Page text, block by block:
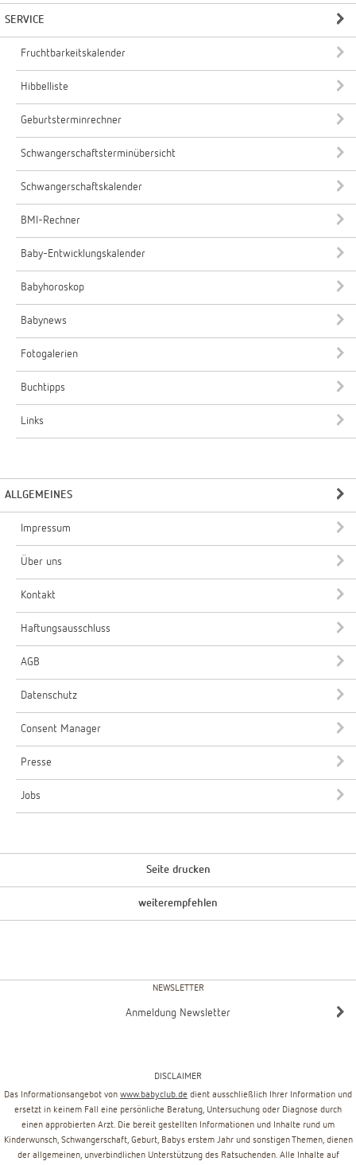
SERVICE
Fruchtbarkeitskalender
Hibbelliste
Geburtsterminrechner
Schwangerschaftsterminübersicht
Schwangerschaftskalender
BMI-Rechner
Baby-Entwicklungskalender
Babyhoroskop
Babynews
Fotogalerien
Buchtipps
Links
ALLGEMEINES
Impressum
Über uns
Kontakt
Haftungsausschluss
AGB
Datenschutz
Consent Manager
Presse
Jobs
Seite drucken
weiterempfehlen
NEWSLETTER
Anmeldung Newsletter
DISCLAIMER
Das Informationsangebot von www.babyclub.de dient ausschließlich Ihrer Information und
ersetzt in keinem Fall eine persönliche Beratung, Untersuchung oder Diagnose durch
einen approbierten Arzt. Die bereit gestellten Informationen und Inhalte rund um
Kinderwunsch, Schwangerschaft, Geburt, Babys erstem Jahr und sonstigen Themen, dienen
der allgemeinen, unverbindlichen Unterstützung des Ratsuchenden. Alle Inhalte auf